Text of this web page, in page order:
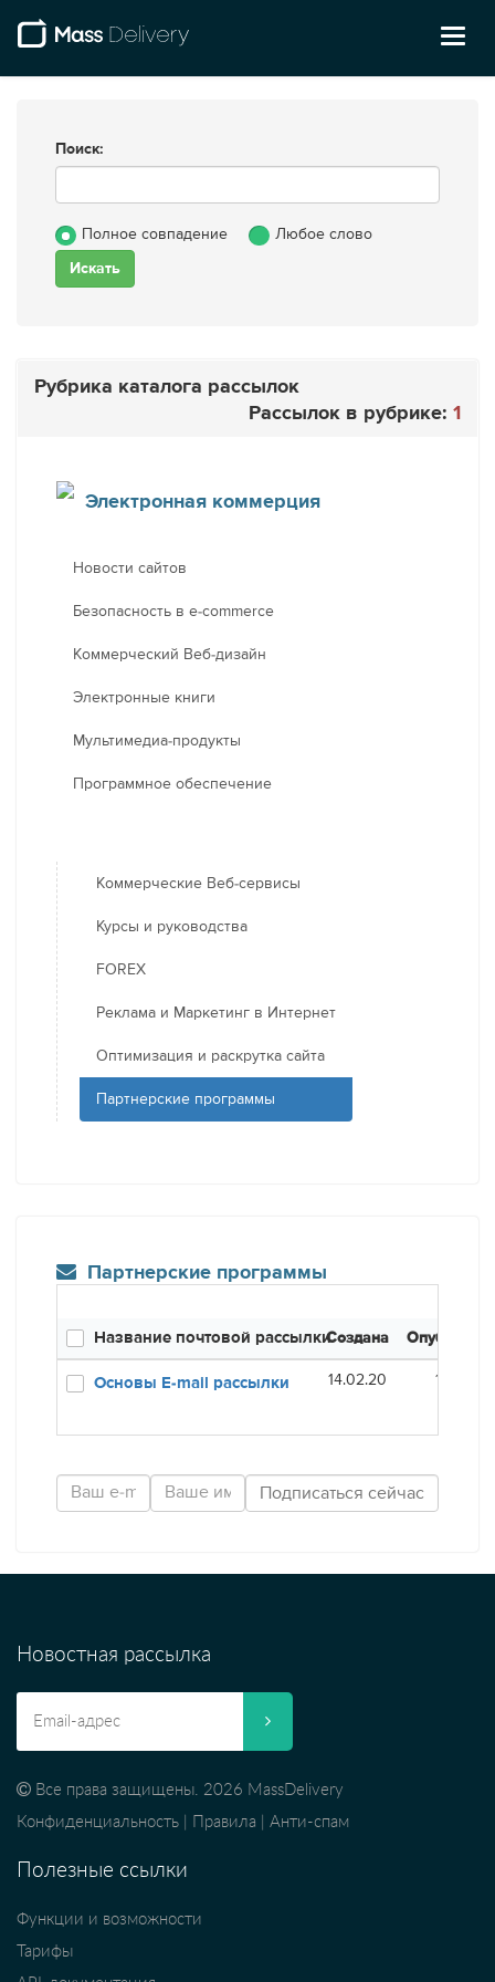
Поиск:
Полное совпадение Любое слово
Рубрика каталога рассылок
Рассылок в рубрике: 1
Электронная коммерция
Новости сайтов
Безопасность в e-commerce
Коммерческий Веб-дизайн
Электронные книги
Мультимедиа-продукты
Программное обеспечение
Коммерческие Веб-сервисы
Курсы и руководства
FOREX
Реклама и Маркетинг в Интернет
Оптимизация и раскрутка сайта
Партнерские программы
Партнерские программы
Название почтовой рассылкиСоздана
Основы E-mail рассылки 14.02.20 16.01.21
Новостная рассылка
Все права защищены. 2026 MassDelivery
Конфиденциальность
Правила Анти-спам
Полезные ссылки
Функции и возможности
Тарифы